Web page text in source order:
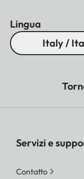
Lingua
Italy /
Servizi e
Contatto